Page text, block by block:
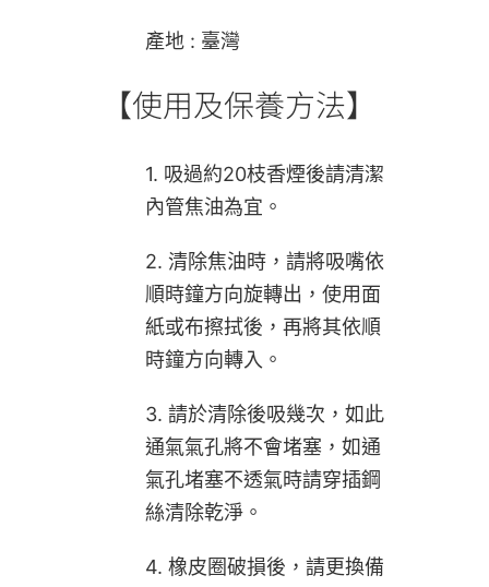
產地 : 臺灣
【使用及保養方法】
1. 吸過約20枝香煙後請清潔
內管焦油為宜。
2. 清除焦油時，請將吸嘴依
順時鐘方向旋轉出，使用面
紙或布擦拭後，再將其依順
時鐘方向轉入。
3. 請於清除後吸幾次，如此
通氣氣孔將不會堵塞，如通
氣孔堵塞不透氣時請穿插鋼
絲清除乾淨。
4. 橡皮圈破損後，請更換備